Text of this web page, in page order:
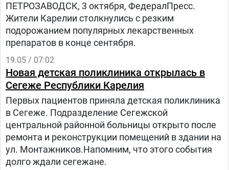
ПЕТРОЗАВОДСК, 3 октября, ФедералПресс.
Жители Карелии столкнулись с резким
подорожанием популярных лекарственных
препаратов в конце сентября.
19.05 / 07:02
Новая детская поликлиника открылась в
Сегеже Республики Карелия
Первых пациентов приняла детская поликлиника
в Сегеже. Подразделение Сегежской
центральной районной больницы открыто после
ремонта и реконструкции помещений в здании на
ул. Монтажников.Напомним, что этого события
долго ждали сегежане.